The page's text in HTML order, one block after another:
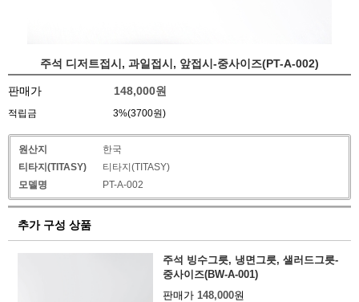
주석 디저트접시, 과일접시, 앞접시-중사이즈(PT-A-002)
판매가 148,000원
적립금 3%(3700원)
원산지
한국
티타지(TITASY)
티타지(TITASY)
모델명
PT-A-002
추가 구성 상품
주석 빙수그릇, 냉면그릇, 샐러드그릇-
중사이즈(BW-A-001)
판매가 148,000원